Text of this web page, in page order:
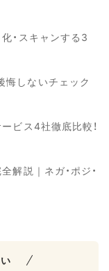
・スキャンする3
悔しないチェック
ビス4社徹底比較！
解説｜ネガ・ポジ・